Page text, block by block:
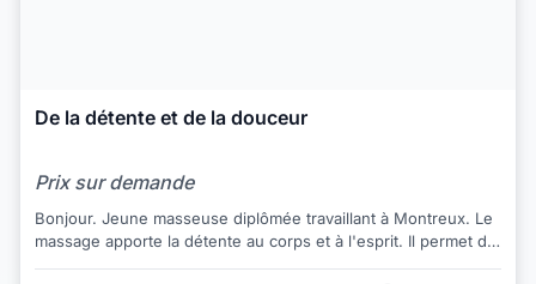
De la détente et de la douceur
Prix sur demande
Bonjour. Jeune masseuse diplômée travaillant à Montreux. Le
massage apporte la détente au corps et à l'esprit. Il permet de